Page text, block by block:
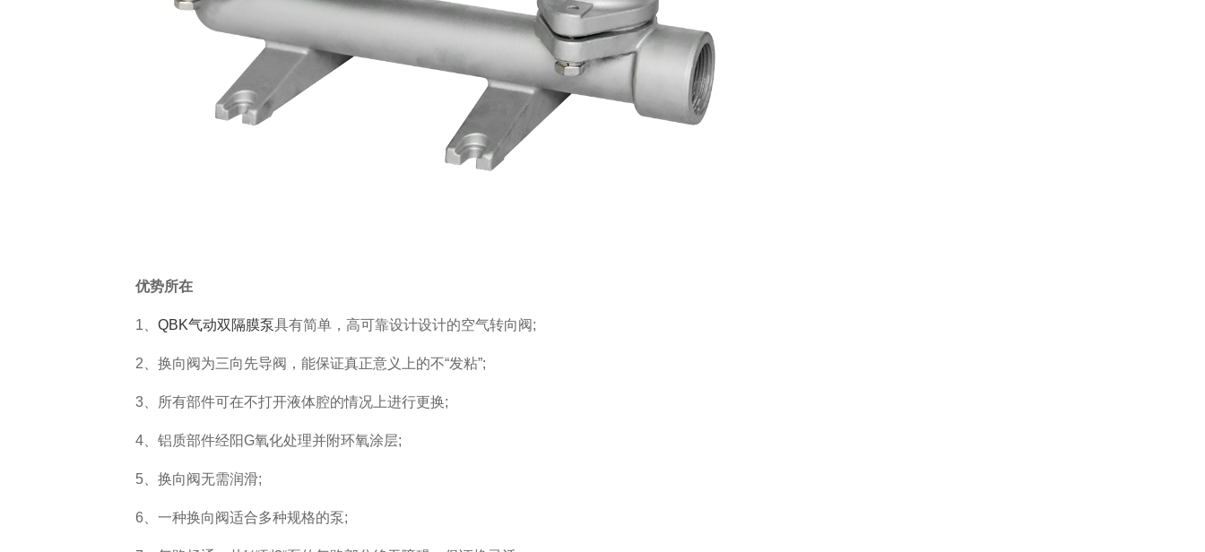
优势所在
1、 QBK气动双隔膜泵具有简单，高可靠设计设计的空气转向阀;
2、换向阀为三向先导阀，能保证真正意义上的不“发粘”;
3、所有部件可在不打开液体腔的情况上进行更换;
4、铝质部件经阳G氧化处理并附环氧涂层;
5、换向阀无需润滑;
6、一种换向阀适合多种规格的泵;